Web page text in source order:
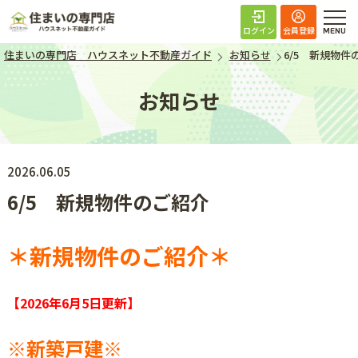
住まいの専門店 ハ
ログイン 会員登録
住まいの専門店 ハウスネット不動産ガイド お知らせ 6/5 新規物件
お知らせ
2026.06.05
6/5 新規物件のご紹介
＊新規物件のご紹介＊
【2026年6月5日更新】
※新築戸建※